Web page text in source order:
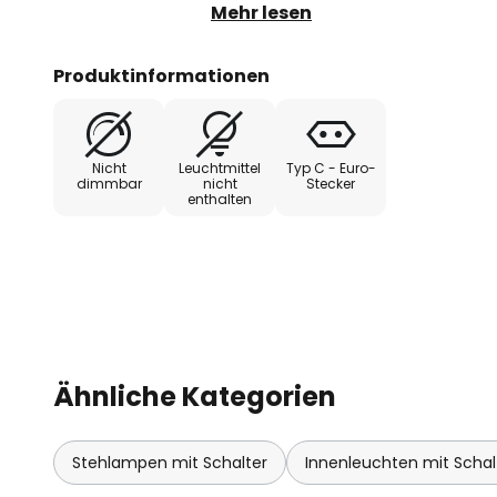
platzierte Highlight aus Metall
aufdringlich zu wirken.
Mehr lesen
Produktinformationen
Nicht
dimmbar
Leuchtmittel
nicht
enthalten
Typ C - Euro-
Stecker
Ähnliche Kategorien
Stehlampen mit Schalter Innenleuchten mit